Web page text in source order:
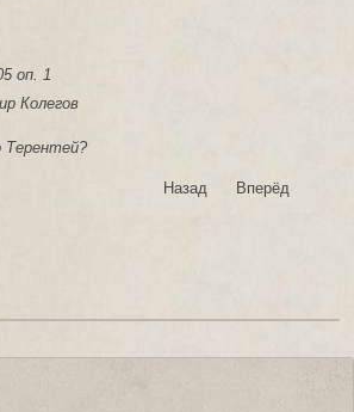
оп. 1
Колегов
Терентей?
Назад Вперёд